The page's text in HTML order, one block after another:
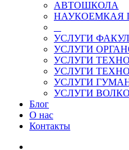
АВТОШКОЛА
НАУКОЕМКАЯ
УСЛУГИ
УСЛУГИ
УСЛУГИ
УСЛУГИ
УСЛУГИ
УСЛУГИ
Блог
О нас
Контакты